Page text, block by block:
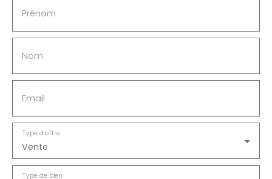
Prénom
Nom
Email
Vente
Type d'offre
Type de bien